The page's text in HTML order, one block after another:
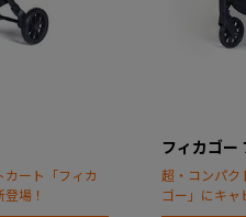
ート「フィカ
場！
フィカゴー
超・コンパク
ゴー」にキャ